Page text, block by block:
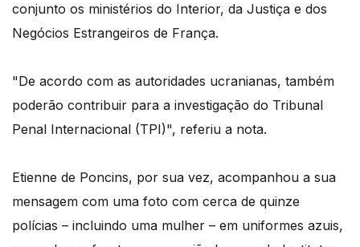
conjunto os ministérios do Interior, da Justiça e dos
Negócios Estrangeiros de França.
"De acordo com as autoridades ucranianas, também
poderão contribuir para a investigação do Tribunal
Penal Internacional (TPI)", referiu a nota.
Etienne de Poncins, por sua vez, acompanhou a sua
mensagem com uma foto com cerca de quinze
polícias – incluindo uma mulher – em uniformes azuis,